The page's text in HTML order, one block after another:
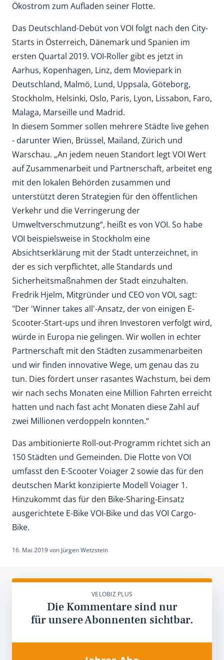
Ökostrom zum Aufladen seiner Flotte.
Das Deutschland-Debüt von VOI folgt nach den City-
Starts in Österreich, Dänemark und Spanien im
ersten Quartal 2019. VOI-Roller gibt es jetzt in
Aarhus, Kopenhagen, Linz, dem Moviepark in
Deutschland, Malmö, Lund, Uppsala, Göteborg,
Stockholm, Helsinki, Oslo, Paris, Lyon, Lissabon, Faro,
Malaga, Marseille und Madrid.
In diesem Sommer sollen mehrere Städte live gehen
- darunter Wien, Brüssel, Mailand, Zürich und
Warschau. „An jedem neuen Standort legt VOI Wert
auf Zusammenarbeit und Partnerschaft, arbeitet eng
mit den lokalen Behörden zusammen und
unterstützt deren Strategien für den öffentlichen
Verkehr und die Verringerung der
Umweltverschmutzung“, heißt es von VOI. So habe
VOI beispielsweise in Stockholm eine
Absichtserklärung mit der Stadt unterzeichnet, in
der es sich verpflichtet, alle Standards und
Sicherheitsmaßnahmen der Stadt einzuhalten.
Fredrik Hjelm, Mitgründer und CEO von VOI, sagt:
"Der 'Winner takes all'-Ansatz, der von einigen E-
Scooter-Start-ups und ihren Investoren verfolgt wird,
würde in Europa nie gelingen. Wir wollen in echter
Partnerschaft mit den Städten zusammenarbeiten
und wir finden innovative Wege, um genau das zu
tun. Dies fördert unser rasantes Wachstum, bei dem
wir nach sechs Monaten eine Million Fahrten erreicht
hatten und nach fast acht Monaten diese Zahl auf
zwei Millionen verdoppeln konnten.“
Das ambitionierte Roll-out-Programm richtet sich an
150 Städten und Gemeinden. Die Flotte von VOI
umfasst den E-Scooter Voiager 2 sowie das für den
deutschen Markt konzipierte Modell Voiager 1.
Hinzukommt das für den Bike-Sharing-Einsatz
ausgerichtete E-Bike VOI-Bike und das VOI Cargo-
Bike.
16. Mai 2019von Jürgen Wetzstein
VELOBIZ PLUS
Die Kommentare sind nur
für unsere Abonnenten sichtbar.